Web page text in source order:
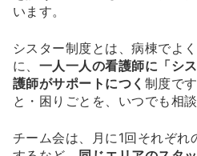
います。
シスター制度とは、病棟でよ
に、 一人一人の看護師に「シ
護師がサポートにつく 制度で
と・困りごとを、いつでも相
チーム会は、月に1回それぞれ